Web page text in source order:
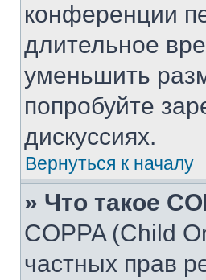
конференции
длительное
уменьшить
попробуйте
дискуссиях.
Вернуться к началу
» Что такое
COPPA (Child
частных прав